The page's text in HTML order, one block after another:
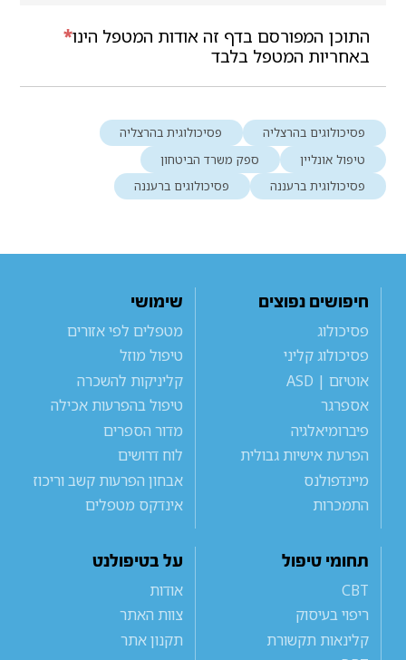
*התוכן המפורסם בדף זה אודות המטפל הינו
באחריות המטפל בלבד
פסיכולוגים בהרצליה
פסיכולוגית בהרצליה
טיפול אונליין
ספק משרד הביטחון
פסיכולוגית ברעננה
פסיכולוגים ברעננה
חיפושים נפוצים
פסיכולוג
פסיכולוג קליני
אוטיזם | ASD
אספרגר
פיברומיאלגיה
הפרעת אישיות גבולית
מיינדפולנס
התמכרות
שימושי
מטפלים לפי אזורים
טיפול מוזל
קליניקות להשכרה
טיפול בהפרעות אכילה
מדור הספרים
לוח דרושים
אבחון הפרעות קשב וריכוז
אינדקס מטפלים
תחומי טיפול
CBT
ריפוי בעיסוק
קלינאות תקשורת
על בטיפולנט
אודות
צוות האתר
תקנון אתר